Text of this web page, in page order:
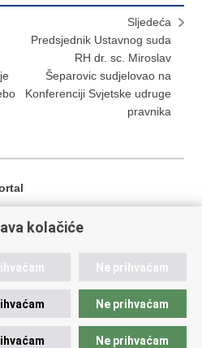
Sljedeća
Predsjednik Ustavnog suda
RH dr. sc. Miroslav
Šeparovic sudjelovao na
Konferenciji Svjetske udruge
pravnika
Zagreb
kolačiće
Ne prihvaćam
Ne prihvaćam
Ne prihvaćam